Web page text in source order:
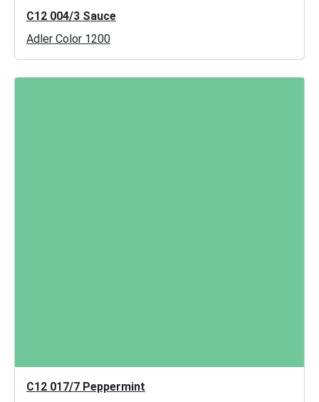
C12 004/3 Sauce
Adler Color 1200
C12 017/7 Peppermint